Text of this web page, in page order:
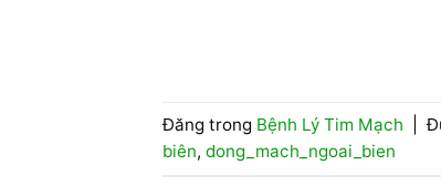
Đăng trong Bệnh Lý Tim Mạch
biên, dong_mach_ngoai_bien